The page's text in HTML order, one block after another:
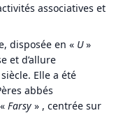
associatives et
disposée en « U»
et d’allure
Elle a été
abbés
Farsy » , centrée sur